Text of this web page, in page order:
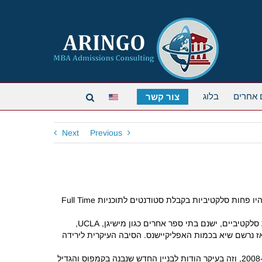
אחרים בלוג צור קשר
Previous
Next
כתבה שפורסמה בביזנסויק מדווחת כי שליש מ-30 התוכניות המובילות בעולם נהיו פחות סלקטיביות בקבלת סטודנטים לתוכניות Full Time
, לא הפכו לפחות סלקטיביים, ישנם בתי ספר אחרים כגון מישיגן, UCLA,
ומרילנד שקיבלו אחוז גבוה יותר של מועמדים ב-2010 לעומת 2008, אז נרשם שיא בכמות האפליקיישנס. הסיבה העיקרית לירידה
, למשל, קיבלו ב-2010 25% מהמועמדים לתוכנית, לעומת 20% ב-2008, וזה בעיקר הודות לבניין החדש שנבנה בקמפוס והגדיל